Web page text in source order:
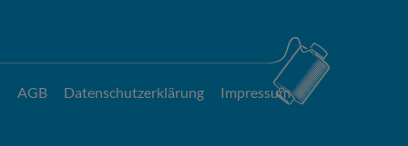
AGB Datenschutzerklärung Impressum